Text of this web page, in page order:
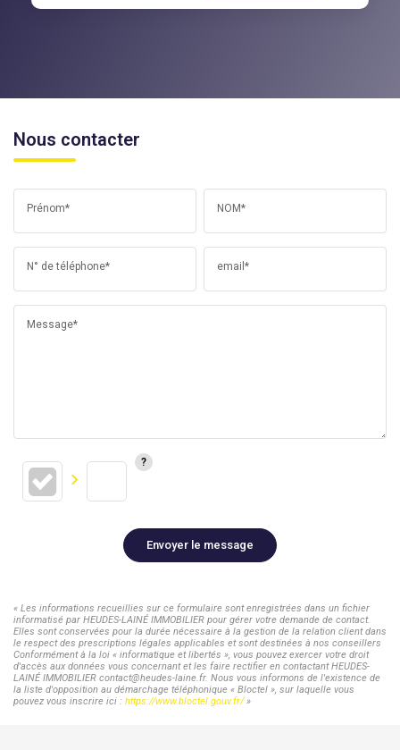
Nous contacter
Prénom* NOM*
N° de téléphone* email*
Message*
Envoyer le message
« Les informations recueillies sur ce formulaire sont enregistrées dans un fichier
informatisé par HEUDES-LAINÉ IMMOBILIER pour gérer votre demande de contact.
Elles sont conservées pour la durée nécessaire à la gestion de la relation client dans
le respect des prescriptions légales applicables et sont destinées à nos conseillers
Conformément à la loi « informatique et libertés », vous pouvez exercer votre droit
d'accès aux données vous concernant et les faire rectifier en contactant HEUDES-
LAINÉ IMMOBILIER contact@heudes-laine.fr. Nous vous informons de l'existence de
la liste d'opposition au démarchage téléphonique « Bloctel », sur laquelle vous
pouvez vous inscrire ici : https://www.bloctel.gouv.fr/»